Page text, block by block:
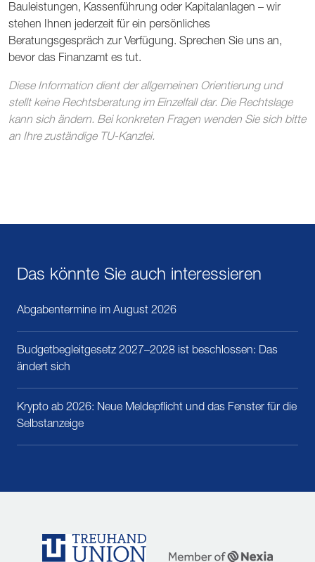
Bauleistungen, Kassenführung oder Kapitalanlagen – wir
stehen Ihnen jederzeit für ein persönliches
Beratungsgespräch zur Verfügung. Sprechen Sie uns an,
bevor das Finanzamt es tut.
Diese Information dient der allgemeinen Orientierung und
stellt keine Rechtsberatung im Einzelfall dar. Die Rechtslage
kann sich ändern. Bei konkreten Fragen wenden Sie sich bitte
an Ihre zuständige TU-Kanzlei.
Das könnte Sie auch interessieren
Abgabentermine im August 2026
Budgetbegleitgesetz 2027–2028 ist beschlossen: Das
ändert sich
Krypto ab 2026: Neue Meldepflicht und das Fenster für die
Selbstanzeige